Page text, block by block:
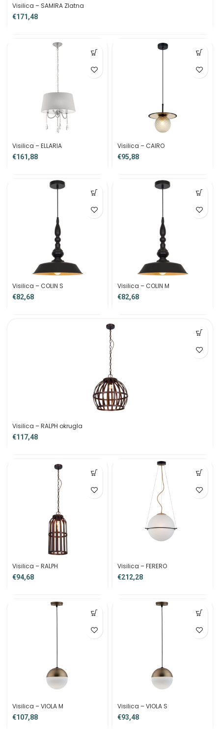
Visilica – SAMIRA Zlatna
€
Visilica – ELLARIA
€
Visilica – CAIRO
€
Visilica – COLIN S
€
Visilica – COLIN M
€
Visilica – RALPH okrugla
€
Visilica – RALPH
€
Visilica – FERERO
€
Visilica – VIOLA M
€
Visilica – VIOLA S
€